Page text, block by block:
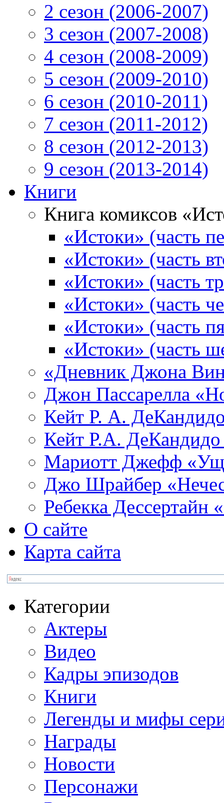
2 сезон (2006-2007)
3 сезон (2007-2008)
4 сезон (2008-2009)
5 сезон (2009-2010)
6 сезон (2010-2011)
7 сезон (2011-2012)
8 сезон (2012-2013)
9 сезон (2013-2014)
Книги
Книга комиксов
«Истоки» (часть
«Истоки» (часть
«Истоки» (часть
«Истоки» (часть
«Истоки» (часть
«Истоки» (часть
«Дневник Джона
Джон Пассарелла
Кейт Р. А.
Кейт Р.А.
Мариотт Джефф
Джо Шрайбер
Ребекка Десcертайн
О сайте
Карта сайта
Категории
Актеры
Видео
Кадры эпизодов
Книги
Легенды и мифы
Награды
Новости
Персонажи